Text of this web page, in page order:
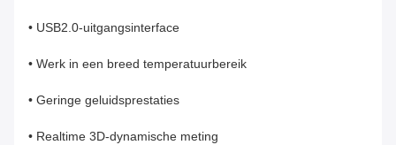
• USB2.0-uitgangsinterface
• Werk in een breed temperatuurbereik
• Geringe geluidsprestaties
• Realtime 3D-dynamische meting